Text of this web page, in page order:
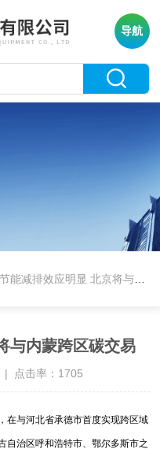
导航
节能减排效应明显 北京将与内蒙跨区碳交易
与内蒙跨区碳交易
| 点击率：1705
在与河北省承德市首度实现跨区域
自治区呼和浩特市、鄂尔多斯市之